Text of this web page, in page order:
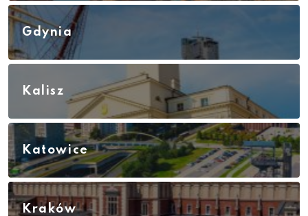
Gdynia
Kalisz
Katowice
Kraków